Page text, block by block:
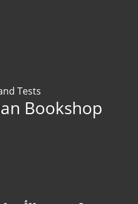
Tests
Bookshop